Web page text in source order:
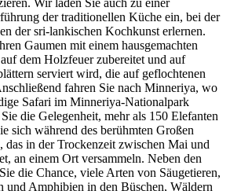
Wir laden Sie auch zu einer
der traditionellen Küche ein, bei der
der sri-lankischen Kochkunst erlernen.
Gaumen mit einem hausgemachten
dem Holzfeuer zubereitet und auf
serviert wird, die auf geflochtenen
fahren Sie nach Minneriya, wo
Safari im Minneriya-Nationalpark
die Gelegenheit, mehr als 150 Elefanten
sich während des berühmten Großen
das in der Trockenzeit zwischen Mai und
an einem Ort versammeln. Neben den
die Chance, viele Arten von Säugetieren,
und Amphibien in den Büschen, Wäldern